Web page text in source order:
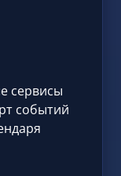
сервисы
событий